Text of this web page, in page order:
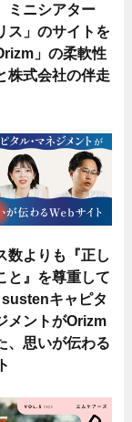
ミニシアター
ス」のサイトを
」の柔軟性
株式会社の伴走
数よりも『正し
と』を尊重して
sustenキャピタ
メントがOrizm
、思いが伝わる